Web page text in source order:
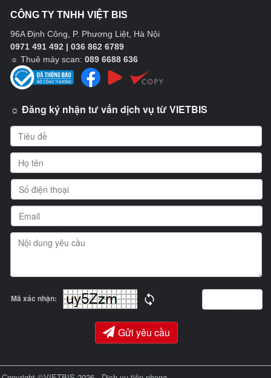
CÔNG TY TNHH VIỆT BIS
96A Định Công, P. Phương Liệt, Hà Nội
0971 491 492 | 036 862 6789
☼ Thuê máy scan: 089 6688 636
☼ Đăng ký nhận tư vấn dịch vụ từ VIETBIS
Mã xác nhận:
Gửi yêu cầu